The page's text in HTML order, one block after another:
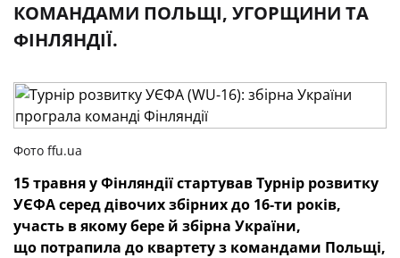
КОМАНДАМИ ПОЛЬЩІ, УГОРЩИНИ ТА
ФІНЛЯНДІЇ.
Фото ffu.ua
15 травня у Фінляндії стартував Турнір розвитку
УЄФА серед дівочих збірних до 16-ти років,
участь в якому бере й збірна України,
що потрапила до квартету з командами Польщі,